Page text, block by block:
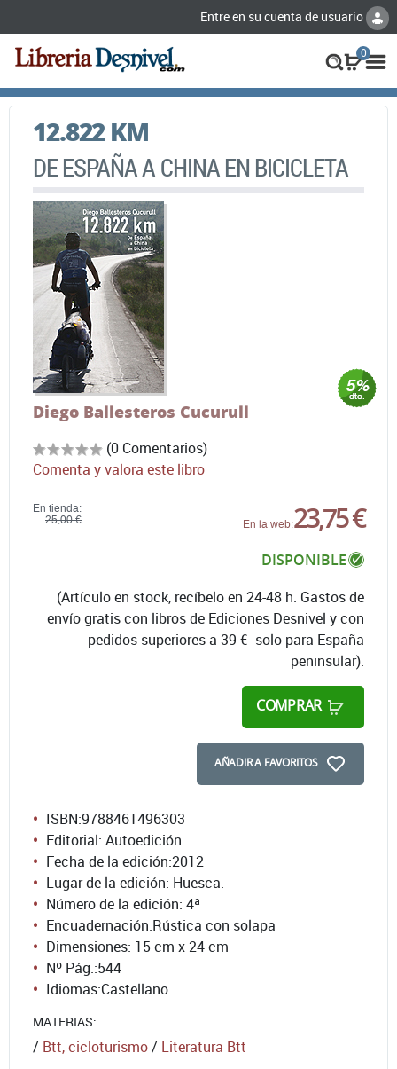
Entre en su cuenta de usuario
0
12.822 KM
DE ESPAÑA A CHINA EN BICICLETA
Diego Ballesteros Cucurull
(0 Comentarios)
Comenta y valora este libro
En tienda:
25,00 €
En la web:23,75 €
DISPONIBLE
(Artículo en stock, recíbelo en 24-48 h. Gastos de
envío gratis con libros de Ediciones Desnivel y con
pedidos superiores a 39 € -solo para España
peninsular).
COMPRAR
AÑADIR A FAVORITOS
ISBN:9788461496303
Editorial: Autoedición
Fecha de la edición:2012
Lugar de la edición: Huesca.
Número de la edición: 4ª
Encuadernación:Rústica con solapa
Dimensiones: 15 cm x 24 cm
Nº Pág.:544
Idiomas:Castellano
MATERIAS:
/ Btt, cicloturismo/ Literatura Btt